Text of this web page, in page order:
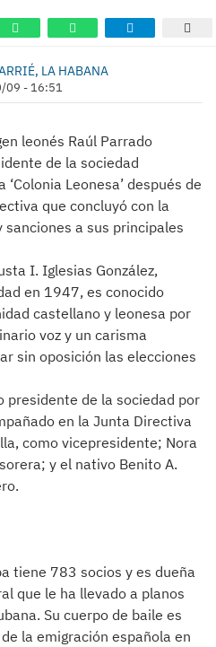
LA HABANA
09 - 16:51
leonés Raúl Parrado
de la sociedad
Leonesa’ después de
que concluyó con la
a sus principales
I. Iglesias González,
en 1947, es conocido
castellano y leonesa por
voz y un carisma
sin oposición las elecciones
presidente de la sociedad por
en la Junta Directiva
como vicepresidente; Nora
y el nativo Benito A.
tiene 783 socios y es dueña
que le ha llevado a planos
Su cuerpo de baile es
la emigración española en